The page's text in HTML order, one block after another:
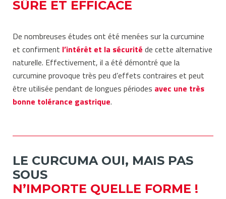
SÛRE ET EFFICACE
De nombreuses études ont été menées sur la curcumine
et confirment l’intérêt et la sécurité de cette alternative
naturelle. Effectivement, il a été démontré que la
curcumine provoque très peu d’effets contraires et peut
être utilisée pendant de longues périodes avec une très
bonne tolérance gastrique.
LE CURCUMA OUI, MAIS PAS
SOUS
N’IMPORTE QUELLE FORME !